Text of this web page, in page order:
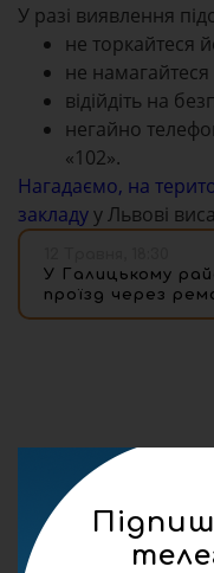
У разі виявлення
не торкайтеся
не
відійдіть на
негайно
«102».
Нагадаємо, на
закладуу Львові
У Галицькому
проїзд через